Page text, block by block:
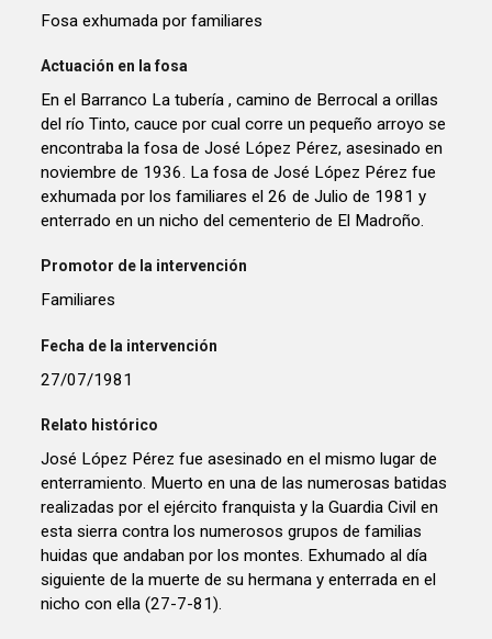
Fosa exhumada por familiares
Actuación en la fosa
En el Barranco La tubería , camino de Berrocal a orillas
del río Tinto, cauce por cual corre un pequeño arroyo se
encontraba la fosa de José López Pérez, asesinado en
noviembre de 1936. La fosa de José López Pérez fue
exhumada por los familiares el 26 de Julio de 1981 y
enterrado en un nicho del cementerio de El Madroño.
Promotor de la intervención
Familiares
Fecha de la intervención
27/07/1981
Relato histórico
José López Pérez fue asesinado en el mismo lugar de
enterramiento. Muerto en una de las numerosas batidas
realizadas por el ejército franquista y la Guardia Civil en
esta sierra contra los numerosos grupos de familias
huidas que andaban por los montes. Exhumado al día
siguiente de la muerte de su hermana y enterrada en el
nicho con ella (27-7-81).